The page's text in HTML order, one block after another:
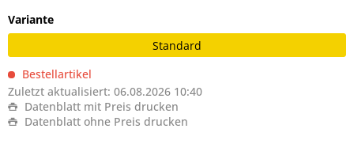
Variante
Standard
Bestellartikel
Zuletzt aktualisiert: 06.08.2026 10:40
Datenblatt mit Preis drucken
Datenblatt ohne Preis drucken